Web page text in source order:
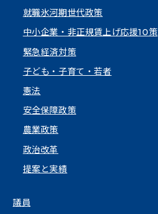
就職氷河期世代政策
中小企業・非正規賃上げ応援10策
緊急経済対策
子ども・子育て・若者
憲法
安全保障政策
農業政策
政治改革
提案と実績
議員